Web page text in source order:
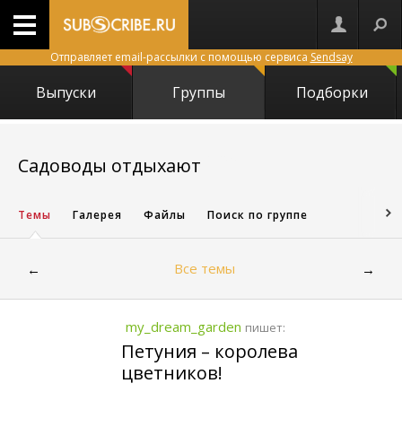
Отправляет email-рассылки с помощью сервиса Sendsay
Выпуски Группы Подборки
Садоводы отдыхают
Темы Галерея Файлы Поиск по группе
← Все темы →
my_dream_garden пишет:
Петуния – королева
цветников !